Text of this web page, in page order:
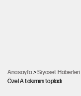
Anasayfa >Siyaset Haberleri
Özel A takımını topladı